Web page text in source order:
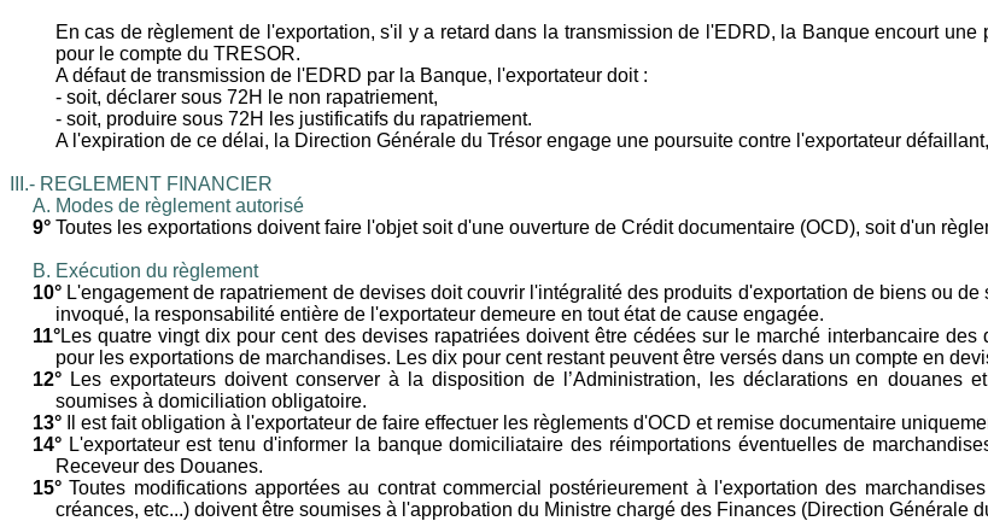
En cas de règlement de l'exportation, s'il y a retard dans la transmission de l'EDRD, la Banque encourt
pour le compte du TRESOR.
A défaut de transmission de l'EDRD par la Banque, l'exportateur doit :
- soit, déclarer sous 72H le non rapatriement,
- soit, produire sous 72H les justificatifs du rapatriement.
A l'expiration de ce délai, la Direction Générale du Trésor engage une poursuite contre l'exportateur
III.- REGLEMENT FINANCIER
A. Modes de règlement autorisé
9° Toutes les exportations doivent faire l'objet soit d'une ouverture de Crédit documentaire (OCD), soit d'un
B. Exécution du règlement
10° L'engagement de rapatriement de devises doit couvrir l'intégralité des produits d'exportation de biens ou
invoqué, la responsabilité entière de l'exportateur demeure en tout état de cause engagée.
11°Les quatre vingt dix pour cent des devises rapatriées doivent être cédées sur le marché interbancaire
pour les exportations de marchandises. Les dix pour cent restant peuvent être versés dans un compte en
12° Les exportateurs doivent conserver à la disposition de l’Administration, les déclarations en douanes
soumises à domiciliation obligatoire.
13°
Il est fait obligation à l'exportateur de faire effectuer les règlements d'OCD et remise documentaire
14° L'exportateur est tenu d'informer la banque domiciliataire des réimportations éventuelles de
Receveur des Douanes.
15° Toutes modifications apportées au contrat commercial postérieurement à l'exportation des
créances, etc...) doivent être soumises à l'approbation du Ministre chargé des Finances (Direction Générale